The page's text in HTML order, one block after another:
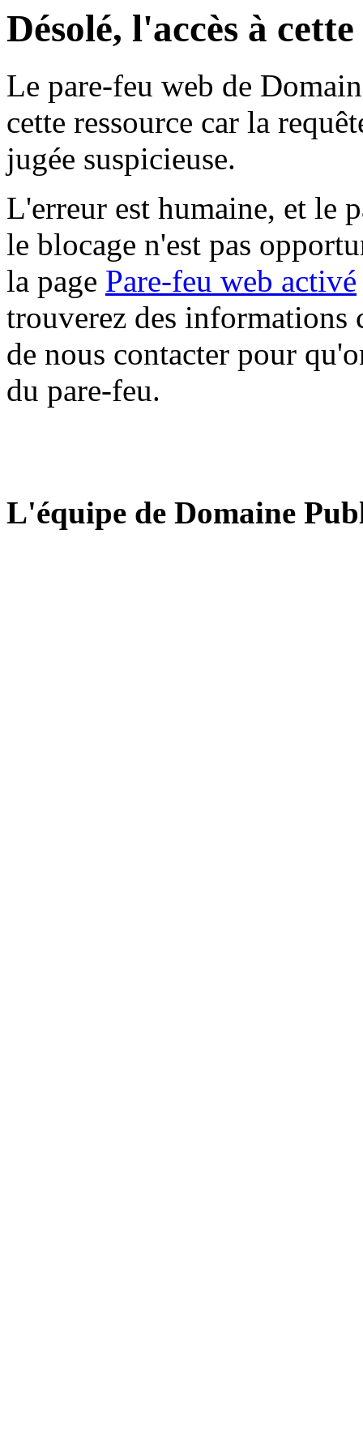
Désolé, l'accès à
Le pare-feu web de
cette ressource car la
jugée suspicieuse.
L'erreur est humaine, et le
le blocage n'est pas
la page Pare-feu web activé
trouverez des informations
de nous contacter pour
du pare-feu.
L'équipe de Domaine